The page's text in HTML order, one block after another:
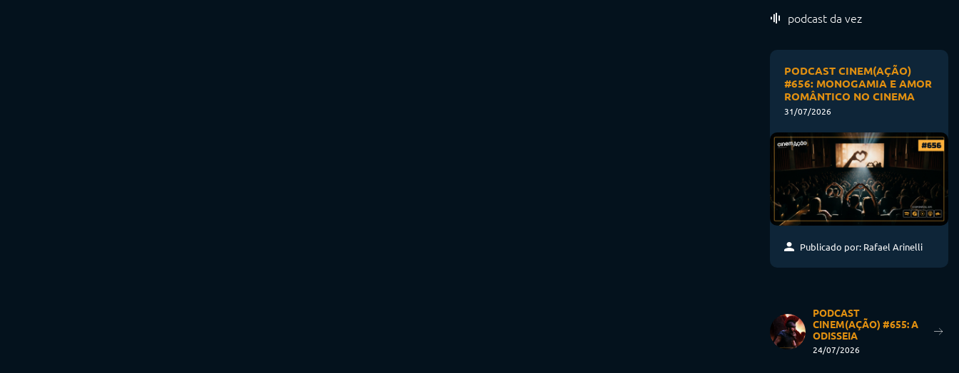
podcast da vez
PODCAST CINEM(AÇÃO)
#656: MONOGAMIA E AMOR
ROMÂNTICO NO CINEMA
31/07/2026
Publicado por: Rafael Arinelli
PODCAST
CINEM(AÇÃO) #655: A
ODISSEIA
24/07/2026